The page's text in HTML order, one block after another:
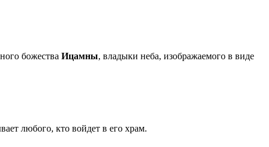
божества Ицамны, владыки неба, изображаемого в виде
любого, кто войдет в его храм.